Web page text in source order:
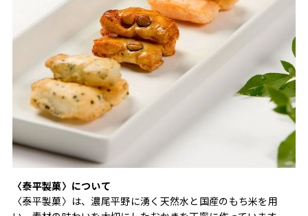
〈泰平製菓〉について
〈泰平製菓〉は、濃尾平野に湧く天然水と国産のもち米を用